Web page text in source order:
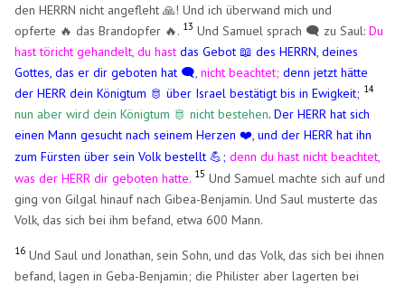
den HERRN nicht angefleht 🙏! Und ich überwand mich und
opferte 🔥 das Brandopfer 🔥. 13 Und Samuel sprach 🗨️ zu Saul:Du
hast töricht gehandelt, du hast das Gebot 📖 des HERRN, deines
Gottes, das er dir geboten hat 🗨️ ,nicht beachtet; denn jetzt hätte
der HERR dein Königtum 🫅 über Israel bestätigt bis in Ewigkeit; 14
nun aber wird dein Königtum 🫅 nicht bestehen. Der HERR hat sich
einen Mann gesucht nach seinem Herzen❤️ , und der HERR hat ihn
zum Fürsten über sein Volk bestellt💪 ; denn du hast nicht beachtet,
was der HERR dir geboten hatte. 15 Und Samuel machte sich auf und
ging von Gilgal hinauf nach Gibea-Benjamin. Und Saul musterte das
Volk, das sich bei ihm befand, etwa 600 Mann.
16 Und Saul und Jonathan, sein Sohn, und das Volk, das sich bei ihnen
befand, lagen in Geba-Benjamin; die Philister aber lagerten bei